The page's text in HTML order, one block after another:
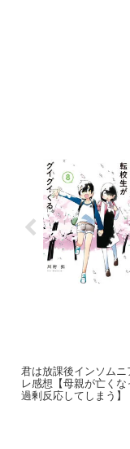
君は放課後インソム
レ感想【母親が亡く
過剰反応してしまう】